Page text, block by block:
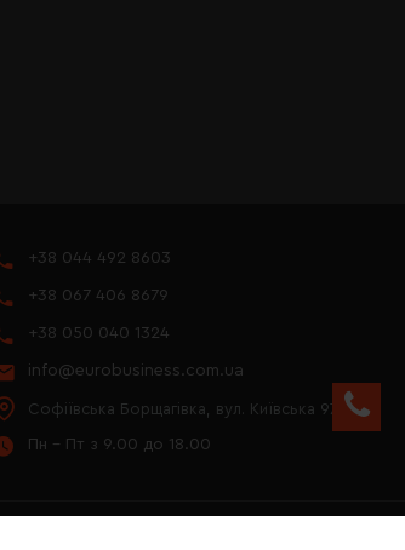
+38 044 492 8603
+38 067 406 8679
+38 050 040 1324
info@eurobusiness.com.ua
Софіївська Борщагівка, вул. Київська 97
Пн - Пт з 9.00 до 18.00